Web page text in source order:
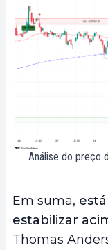
Análise do preço
Em suma,
estabilizar
Thomas